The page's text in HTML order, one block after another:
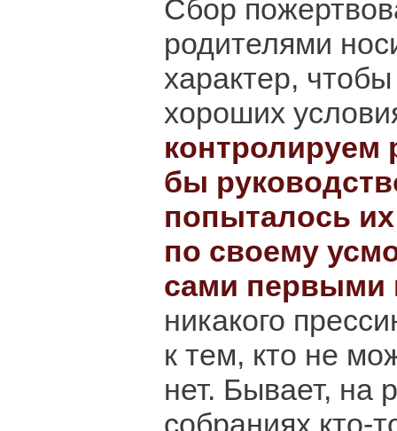
Сбор
родителями
характер,
хороших
контролируем
бы
попыталось
по своему
сами первыми
никакого
к тем, кто не
нет. Бывает, на
собраниях кто-